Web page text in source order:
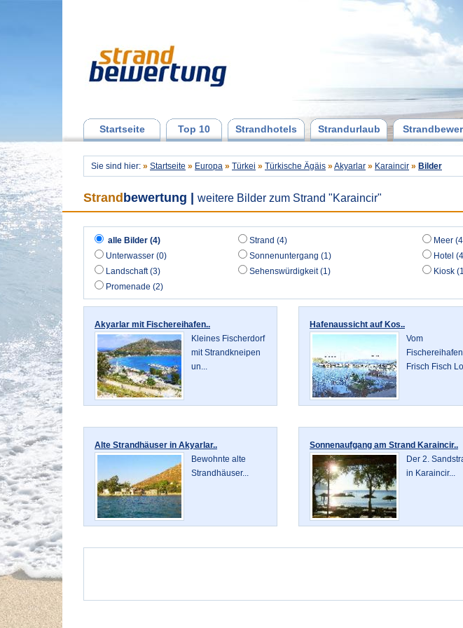
Startseite Top 10 Strandhotels Strandurlaub
Sie sind hier: » Startseite » Europa » Türkei » Türkische Ägäis » Akyarlar » Karaincir » Bilder
Strand bewertung weitere Bilder zum Strand "Karaincir"
alle Bilder (4) Strand (4)
Meer
Unterwasser (0)
Sonnenuntergang (1)
Hotel
Landschaft (3)
Sehenswürdigkeit (1)
Kiosk
Promenade (2)
Akyarlar mit Fischereihafen..
Kleines Fischerdorf
mit Strandkneipen
un...
Hafenaussicht auf Kos..
Vom
Frisch Fisch
Alte Strandhäuser in Akyarlar..
Bewohnte alte
Strandhäuser...
Sonnenaufgang am Strand Karaincir..
Der 2.
in Karaincir...